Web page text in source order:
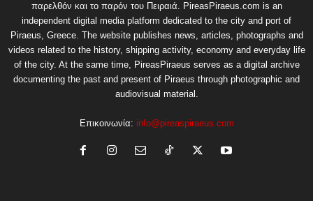
παρελθόν και το παρόν του Πειραιά. PireasPiraeus.com is an
independent digital media platform dedicated to the city and port of
Piraeus, Greece. The website publishes news, articles, photographs and
videos related to the history, shipping activity, economy and everyday life
of the city. At the same time, PireasPiraeus serves as a digital archive
documenting the past and present of Piraeus through photographic and
audiovisual material.
Επικοινωνία: info@pireaspiraeus.com